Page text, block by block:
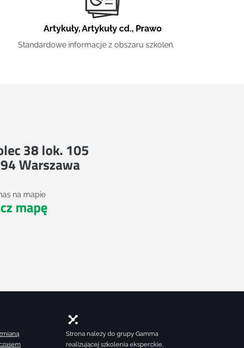
Artykuły,Artykuły cd., Prawo
Standardowe informacje z obszaru szkoleń.
38 lok. 105
Warszawa
na mapie
mapę
Strona należy do grupy Gamma
realizującej szkolenia eksperckie,